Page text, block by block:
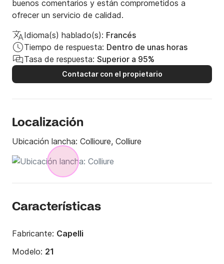
buenos comentarios y están comprometidos a
ofrecer un servicio de calidad.
Idioma(s) hablado(s): Francés
Tiempo de respuesta: Dentro de unas horas
Tasa de respuesta: Superior a 95%
Contactar con el propietario
Localización
Ubicación lancha: Collioure, Colliure
Características
Fabricante: Capelli
Modelo: 21